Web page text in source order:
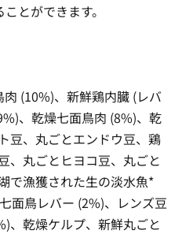
とができます。
(10%)、新鮮鶏内臓 (レバ
、乾燥七面鳥肉 (8%)、乾
豆、丸ごとエンドウ豆、鶏
、丸ごとヒヨコ豆、丸ごと
で漁獲された生の淡水魚*
面鳥レバー (2%)、レンズ豆
、乾燥ケルプ、新鮮丸ごと